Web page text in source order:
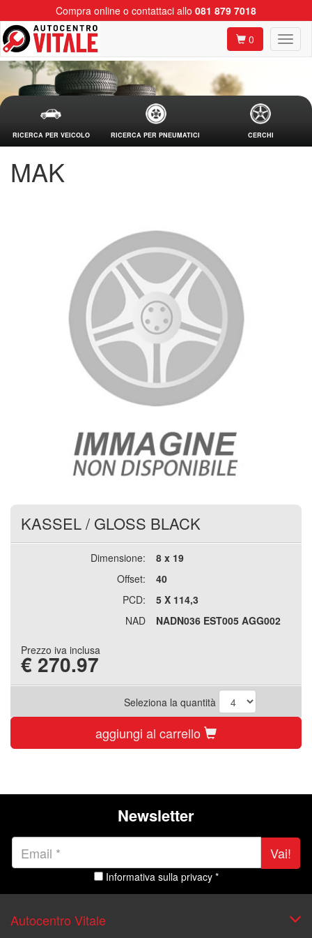
Compra online o contattaci allo 081 879 7018
0
RICERCA PER VEICOLO RICERCA PER PNEUMATICI CERCHI
MAK
KASSEL/ GLOSS BLACK
Dimensione:
8 x 19
Offset:
40
PCD:
5 X 114,3
NAD
NADN036 EST005 AGG002
Prezzo iva inclusa
€ 270.97
Seleziona la quantità
aggiungi al carrello
Newsletter
Vai!
Informativa sulla privacy *
Autocentro Vitale